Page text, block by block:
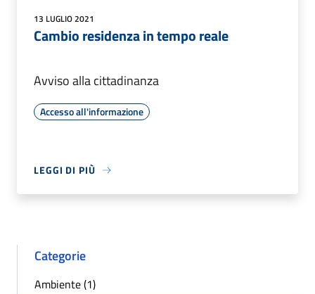
13 LUGLIO 2021
Cambio residenza in tempo reale
Avviso alla cittadinanza
Accesso all'informazione
LEGGI DI PIÙ
Categorie
Ambiente (1)